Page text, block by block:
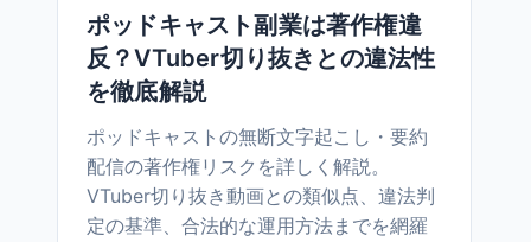
ポッドキャスト副業は著作権違
反？VTuber切り抜きとの違法性
を徹底解説
ポッドキャストの無断文字起こし・要約
配信の著作権リスクを詳しく解説。
VTuber切り抜き動画との類似点、違法判
定の基準、合法的な運用方法までを網羅